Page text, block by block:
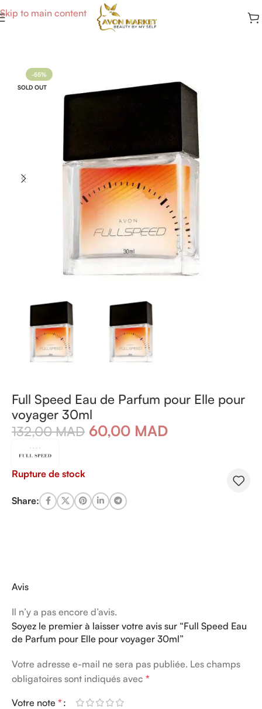
Skip to main content
Parfums Homme
-55%
SOLD OUT
Full Speed Eau de Parfum pour Elle pour
voyager 30ml
132,00MAD 60,00 MAD
Rupture de stock
Share:
Avis
Il n’y a pas encore d’avis.
Soyez le premier à laisser votre avis sur “Full Speed Eau
de Parfum pour Elle pour voyager 30ml”
Votre adresse e-mail ne sera pas publiée. Les champs
obligatoires sont indiqués avec *
Votre note *